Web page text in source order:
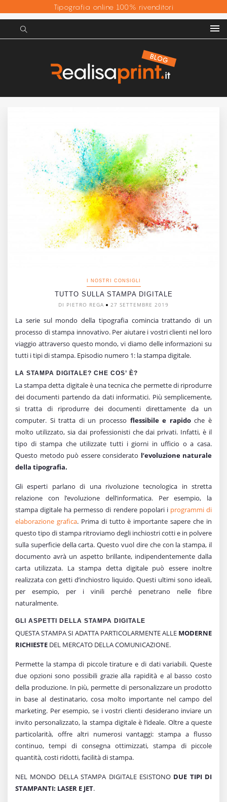
Tipografia online 100% rivenditori
I NOSTRI CONSIGLI
TUTTO SULLA STAMPA DIGITALE
DI PIETRO REGA 27 SETTEMBRE 2019
La serie sul mondo della tipografia comincia trattando di un
processo di stampa innovativo. Per aiutare i vostri clienti nel loro
viaggio attraverso questo mondo, vi diamo delle informazioni su
tutti i tipi di stampa. Episodio numero 1: la stampa digitale.
LA STAMPA DIGITALE? CHE COS’ È?
La stampa detta digitale è una tecnica che permette di riprodurre
dei documenti partendo da dati informatici. Più semplicemente,
si tratta di riprodurre dei documenti direttamente da un
computer. Si tratta di un processo flessibile e rapidoche è
molto utilizzato, sia dai professionisti che dai privati. Infatti, è il
tipo di stampa che utilizzate tutti i giorni in ufficio o a casa.
Questo metodo può essere considerato l’evoluzione naturale
della tipografia.
Gli esperti parlano di una rivoluzione tecnologica in stretta
relazione con l’evoluzione dell’informatica. Per esempio, la
stampa digitale ha permesso di rendere popolari i programmi di
elaborazione grafica. Prima di tutto è importante sapere che in
questo tipo di stampa ritroviamo degli inchiostri cotti e in polvere
sulla superficie della carta. Questo vuol dire che con la stampa, il
documento avrà un aspetto brillante, indipendentemente dalla
carta utilizzata. La stampa detta digitale può essere inoltre
realizzata con getti d’inchiostro liquido. Questi ultimi sono ideali,
per esempio, per i vinili perché penetrano nelle fibre
naturalmente.
GLI ASPETTI DELLA STAMPA DIGITALE
QUESTA STAMPA SI ADATTA PARTICOLARMENTE ALLE MODERNE
RICHIESTE DEL MERCATO DELLA COMUNICAZIONE.
Permette la stampa di piccole tirature e di dati variabili. Queste
due opzioni sono possibili grazie alla rapidità e al basso costo
della produzione. In più, permette di personalizzare un prodotto
in base al destinatario, cosa molto importante nel campo del
marketing. Per esempio, se i vostri clienti desiderano inviare un
invito personalizzato, la stampa digitale è l’ideale. Oltre a queste
particolarità, offre altri numerosi vantaggi: stampa a flusso
continuo, tempi di consegna ottimizzati, stampa di piccole
quantità, costi ridotti, facilità di stampa.
NEL MONDO DELLA STAMPA DIGITALE ESISTONO DUE TIPI DI
STAMPANTI: LASER E JET.